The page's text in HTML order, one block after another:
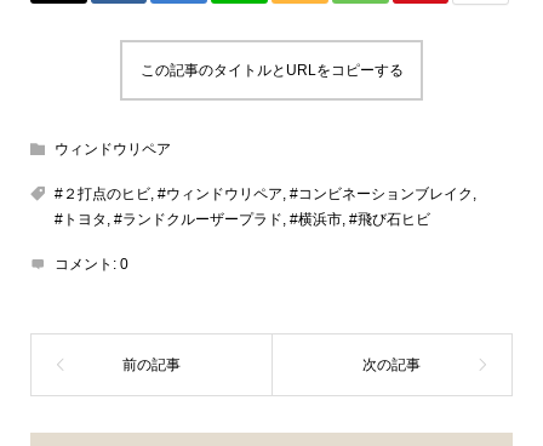
この記事のタイトルとURLをコピーする
ウィンドウリペア
#２打点のヒビ, #ウィンドウリペア, #コンビネーションブレイク ,
#トヨタ , #ランドクルーザープラド, #横浜市, #飛び石ヒビ
コメント: 0